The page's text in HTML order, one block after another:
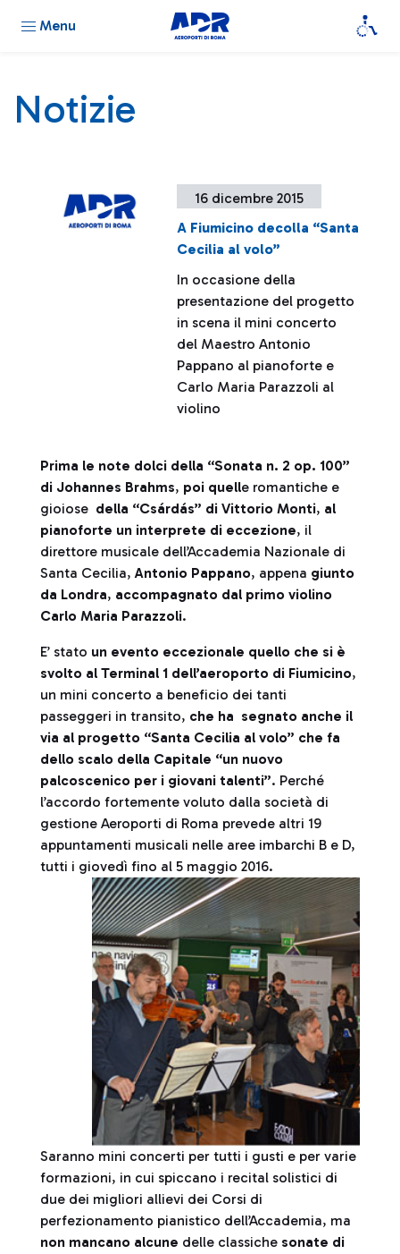
Menu
Notizie
16 dicembre 2015
A Fiumicino decolla “Santa
Cecilia al volo”
In occasione della
presentazione del progetto
in scena il mini concerto
del Maestro Antonio
Pappano al pianoforte e
Carlo Maria Parazzoli al
violino
Prima le note dolci della “Sonata n. 2 op. 100”
di Johannes Brahms, poi quelle romantiche e
gioiose della “Csárdás” di Vittorio Monti, al
pianoforte un interprete di eccezione, il
direttore musicale dell’Accademia Nazionale di
Santa Cecilia, Antonio Pappano, appena giunto
da Londra, accompagnato dal primo violino
Carlo Maria Parazzoli.
E’ stato un evento eccezionale quello che si è
svolto al Terminal 1 dell’aeroporto di Fiumicino,
un mini concerto a beneficio dei tanti
passeggeri in transito, che ha segnato anche il
via al progetto “Santa Cecilia al volo” che fa
dello scalo della Capitale “un nuovo
palcoscenico per i giovani talenti”. Perché
l’accordo fortemente voluto dalla società di
gestione Aeroporti di Roma prevede altri 19
appuntamenti musicali nelle aree imbarchi B e D,
tutti i giovedì fino al 5 maggio 2016.
Saranno mini concerti per tutti i gusti e per varie
formazioni, in cui spiccano i recital solistici di
due dei migliori allievi dei Corsi di
perfezionamento pianistico dell’Accademia, ma
non mancano alcune delle classiche sonate di